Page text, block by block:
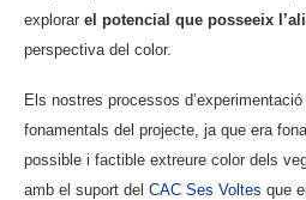
explorar el potencial que posseeix
perspectiva del color.
Els nostres processos
fonamentals del projecte, ja que era
possible i factible extreure color dels
amb el suport del CAC Ses Voltes que